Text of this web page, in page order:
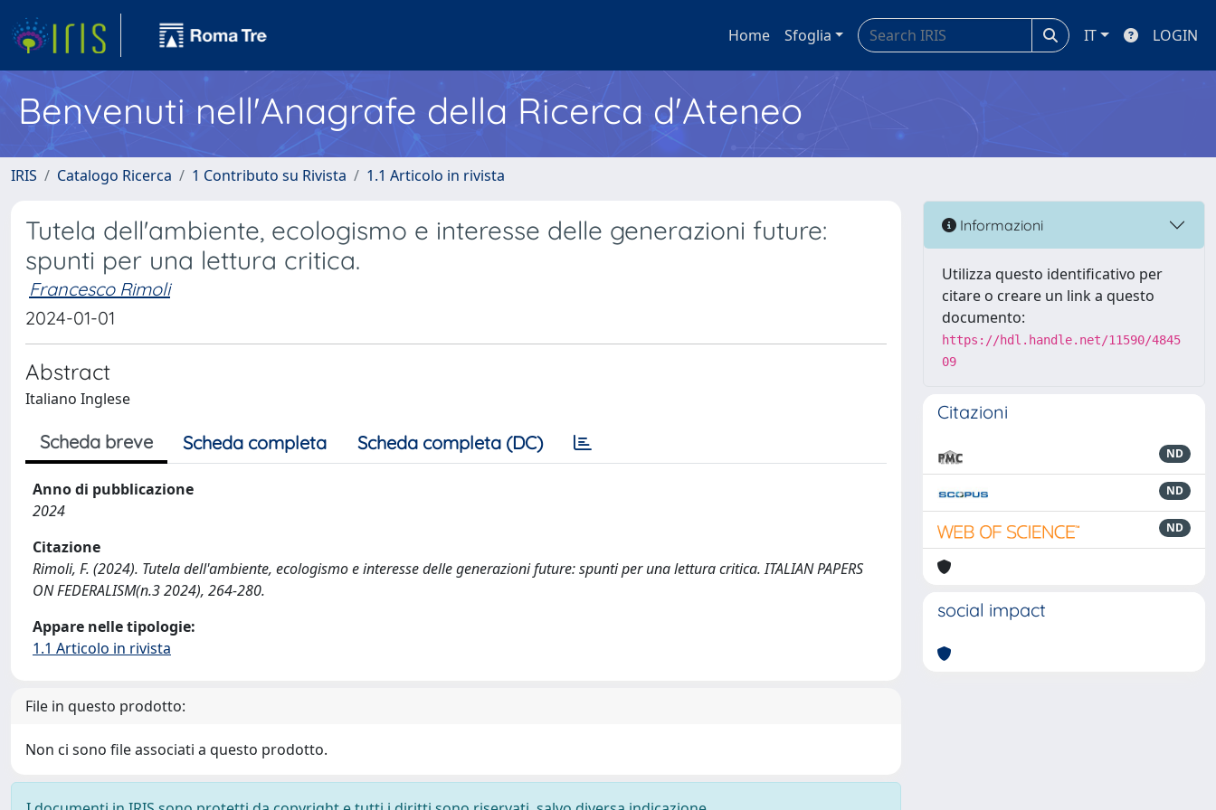
Home Sfoglia IT LOGIN
Benvenuti nell'Anagrafe della Ricerca d'Ateneo
IRIS Catalogo Ricerca 1 Contributo su Rivista 1.1 Articolo in rivista
Tutela dell'ambiente, ecologismo e interesse delle generazioni future:
spunti per una lettura critica.
Francesco Rimoli
2024-01-01
Abstract
Italiano Inglese
Scheda breve Scheda completa Scheda completa (DC)
Anno di pubblicazione
2024
Citazione
Rimoli, F. (2024). Tutela dell'ambiente, ecologismo e interesse delle generazioni future: spunti per una lettura critica. ITALIAN PAPERS
ON FEDERALISM(n.3 2024), 264-280.
Appare nelle tipologie:
1.1 Articolo in rivista
File in questo prodotto:
Non ci sono file associati a questo prodotto.
Informazioni
Utilizza questo identificativo per
citare o creare un link a questo
documento:
https://hdl.handle.net/11590/4845
09
Citazioni
ND
ND
ND
social impact